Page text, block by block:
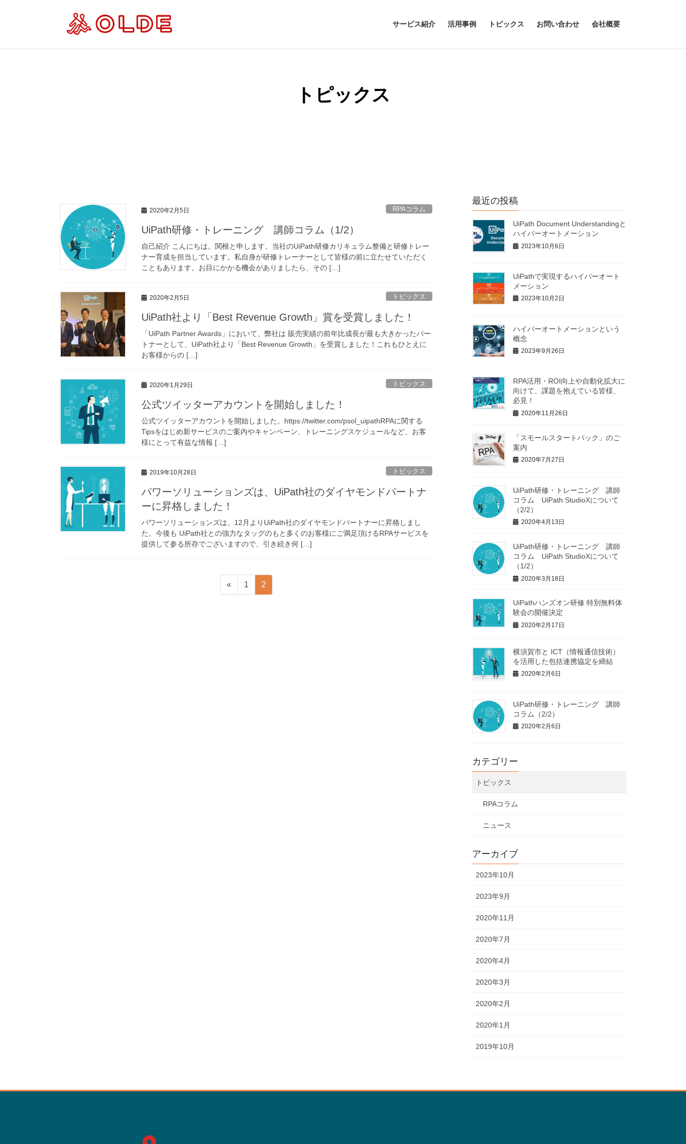
サービス紹介 活用事例 トピックス お問い合わせ 会社概要
トピックス
2020年2月5日 RPAコラム
UiPath研修・トレーニング 講師コラム（1/2）
自己紹介 こんにちは。関根と申します。当社のUiPath研修カリキュラム整備と研修トレー
ナー育成を担当しています。私自身が研修トレーナーとして皆様の前に立たせていただく
こともあります。お目にかかる機会がありましたら、その […]
2020年2月5日 トピックス
UiPath社より「Best Revenue Growth」賞を受賞しました！
「UiPath Partner Awards」において、弊社は 販売実績の前年比成長が最も大きかったパー
トナーとして、UiPath社より「Best Revenue Growth」を受賞しました！これもひとえに
お客様からの […]
2020年1月29日 トピックス
公式ツイッターアカウントを開始しました！
公式ツイッターアカウントを開始しました。https://twitter.com/psol_uipathRPAに関する
Tipsをはじめ新サービスのご案内やキャンペーン、トレーニングスケジュールなど、お客
様にとって有益な情報 […]
2019年10月28日 トピックス
パワーソリューションズは、UiPath社のダイヤモンドパートナ
ーに昇格しました！
パワーソリューションズは、12月よりUiPath社のダイヤモンドパートナーに昇格しまし
た。今後も UiPath社との強力なタッグのもと多くのお客様にご満足頂けるRPAサービスを
提供して参る所存でございますので、引き続き何 […]
«
固
定
1
固
定
2
最近の投稿
UiPath Document Understandingと
ハイパーオートメーション
2023年10月6日
UiPathで実現するハイパーオート
メーション
2023年10月2日
ハイパーオートメーションという
概念
2023年9月26日
RPA活用・ROI向上や自動化拡大に
向けて、課題を抱えている皆様、
必見！
2020年11月26日
「スモールスタートパック」のご
案内
2020年7月27日
UiPath研修・トレーニング 講師
コラム UiPath StudioXについて
（2/2）
2020年4月13日
UiPath研修・トレーニング 講師
コラム UiPath StudioXについて
（1/2）
2020年3月18日
UiPathハンズオン研修 特別無料体
験会の開催決定
2020年2月17日
横須賀市と ICT（情報通信技術）
を活⽤した包括連携協定を締結
2020年2月6日
UiPath研修・トレーニング 講師
コラム（2/2）
2020年2月6日
カテゴリー
トピックス
RPAコラム
ニュース
アーカイブ
2023年10月
2023年9月
2020年11月
2020年7月
2020年4月
2020年3月
2020年2月
2020年1月
2019年10月